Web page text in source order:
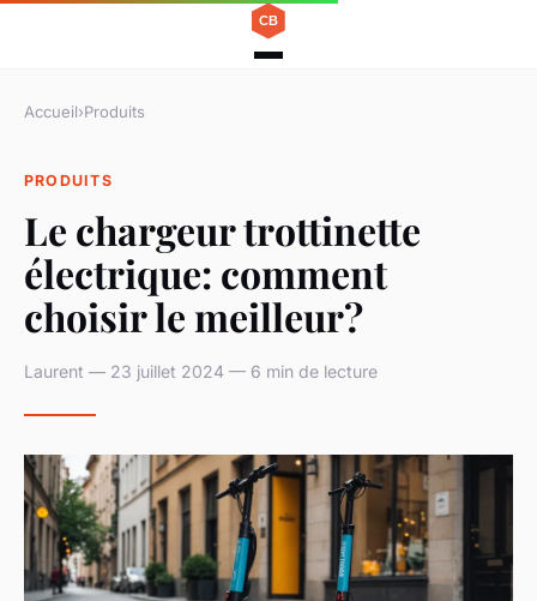
Accueil›Produits
PRODUITS
Le chargeur trottinette
électrique: comment
choisir le meilleur?
Laurent — 23 juillet 2024 — 6 min de lecture